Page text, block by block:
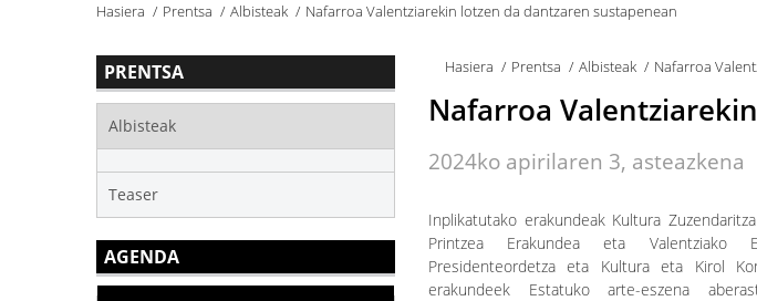
Hasiera Prentsa Albisteak Nafarroa Valentziarekin lotzen da dantzaren sustapenean
Hasiera Prentsa Albisteak Nafarroa
Nafarroa
2024ko apirilaren 3, asteazkena
Inplikatutako erakundeak Kultura
Printzea Erakundea eta Valentziako
Presidenteordetza eta Kultura eta Kirol
erakundeek Estatuko arte-eszena
PRENTSA
Albisteak
Teaser
AGENDA